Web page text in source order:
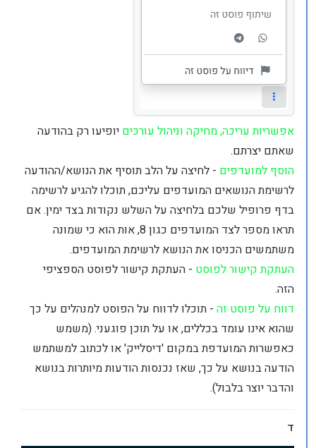
אפשריות עריכה, מחיקה וניהול עורכים יופיעו רק בהודעה
שאתם יצרתם.
הוסף למועדפים - לחיצה על הלב תוסיף את הנושא/ההודעה
לרשימת הנושאים המועדפים עליכם, תוכלו להגיע לרשימה
בדף פרופיל שלכם בלחיצה על השלש נקודות בצד ימין. אם
תראו מספר לצד המועדפים כגון 8, אות הוא כי שמונה
משתמשים הכניסו את הנושא לרשימת המועדפים.
העתקת קישור לפוסט - העתקת קישור לפוסט הספציפי
הזה.
דווח על פוסט זה - תוכלו לדווח על הפוסט למנהלים על כך
שהוא אינו עומד בכללים, או על תוכן פוגעני. (משמש
כאפשרות המועדפת במקום 'דיסלייק' או לכתוב למשתמש
הודעה בנושא על כך, שאז נכנסות הודעות מיותרות בנושא
והדבר יוצר בלבול).
ד